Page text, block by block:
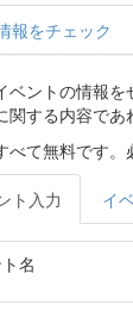
報をチェック
ベントの情報
関する内容で
べて無料です
ト入力 イ
名